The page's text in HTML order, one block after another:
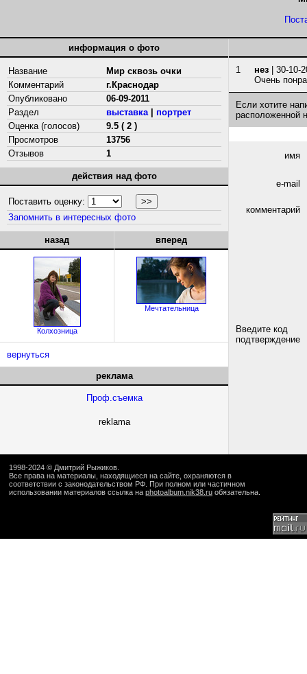
информация о фото
Название
Мир сквозь очки
Комментарий
г.Краснодар
Опубликовано
06-09-2011
Раздел
выставка| портрет
Оценка (голосов)
9.5 ( 2 )
Просмотров
13756
Отзывов
1
действия над фото
Поставить оценку:
Запомнить в интересных фото
назад
Колхозница
вперед
Мечтательница
вернуться
реклама
Проф.съемка
reklama
1 нез | 30-10-
Очень
Если хотите
расположенной
имя
e-mail
комментарий
Введите код
подтверждение
1998-2024 © Дмитрий Рыжиков
Все права на материалы, находящиеся на сайте, охраняются в
соответствии с законодательством РФ. При полном или частичном
использовании материалов ссылка на photoalbum.nik38.ru обязательна.